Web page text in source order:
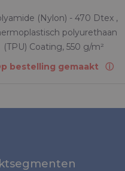
(Nylon) - 470 Dtex ,
polyurethaan
(TPU) Coating, 550 g/m²
bestelling gemaakt